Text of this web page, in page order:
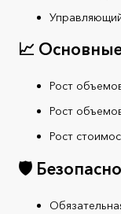
📈
Рост
Рост
Рост
🛡️